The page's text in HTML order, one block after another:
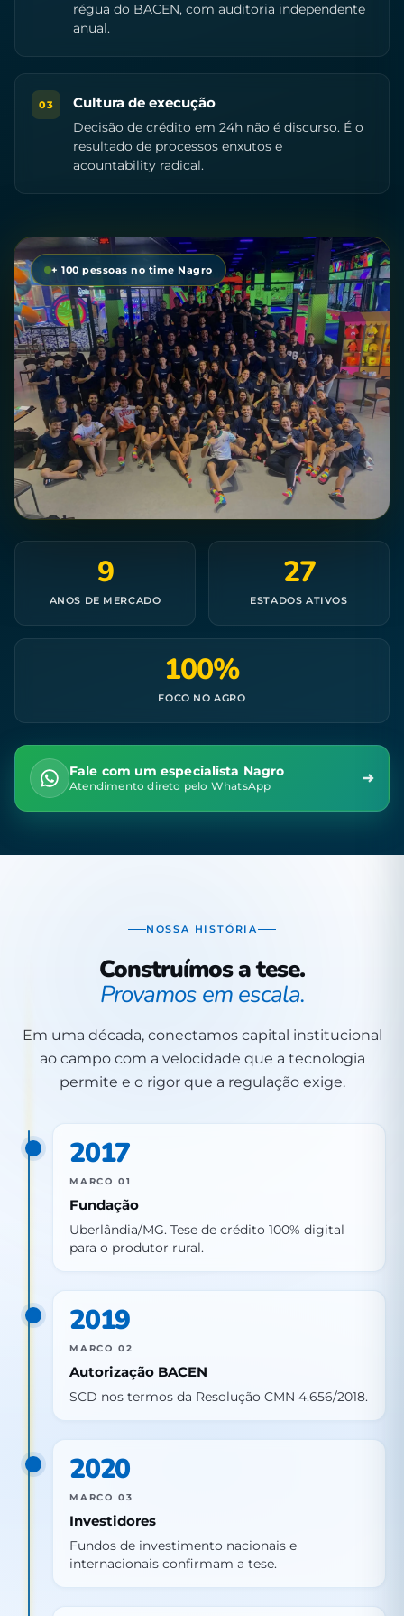
régua do BACEN, com auditoria independente
anual.
03 Cultura de execução
Decisão de crédito em 24h não é discurso. É o
resultado de processos enxutos e
acountability radical.
+ 100 pessoas no time Nagro
9
ANOS DE MERCADO
27
ESTADOS ATIVOS
100%
FOCO NO AGRO
Fale com um especialista Nagro
Atendimento direto pelo WhatsApp
NOSSA HISTÓRIA
Construímos a tese.
Provamos em escala.
Em uma década, conectamos capital institucional
ao campo com a velocidade que a tecnologia
permite e o rigor que a regulação exige.
2017
MARCO 01
Fundação
Uberlândia/MG. Tese de crédito 100% digital
para o produtor rural.
2019
MARCO 02
Autorização BACEN
SCD nos termos da Resolução CMN 4.656/2018.
2020
MARCO 03
Investidores
Fundos de investimento nacionais e
internacionais confirmam a tese.